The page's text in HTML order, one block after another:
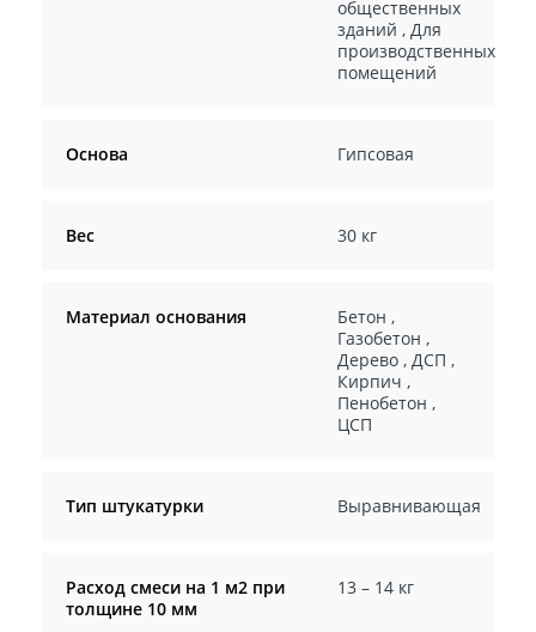
общественных
зданий , Для
производственных
помещений
Основа Гипсовая
Вес 30 кг
Материал основания Бетон ,
Газобетон ,
Дерево, ДСП ,
Кирпич ,
Пенобетон ,
ЦСП
Тип штукатурки Выравнивающая
Расход смеси на 1 м2 при
толщине 10 мм
13 – 14 кг